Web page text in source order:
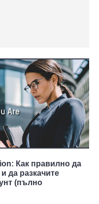
Как правилно да
да разкачите
(пълно